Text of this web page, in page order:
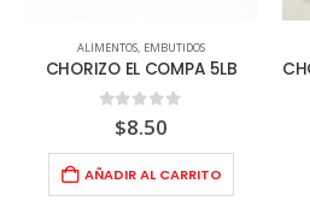
ALIMENTOS, EMBUTIDOS
CHORIZO EL COMPA 5LB
out of 5
$8.50
AÑADIR AL CARRITO